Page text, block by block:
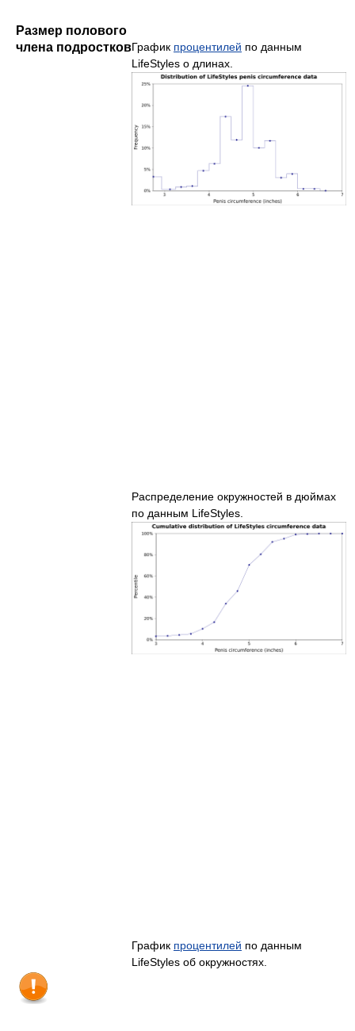
График процентилей по данным
LifeStyles о длинах.
Распределение окружностей в дюймах
по данным LifeStyles.
График процентилей по данным
LifeStyles об окружностях.
Размер полового
члена подростков